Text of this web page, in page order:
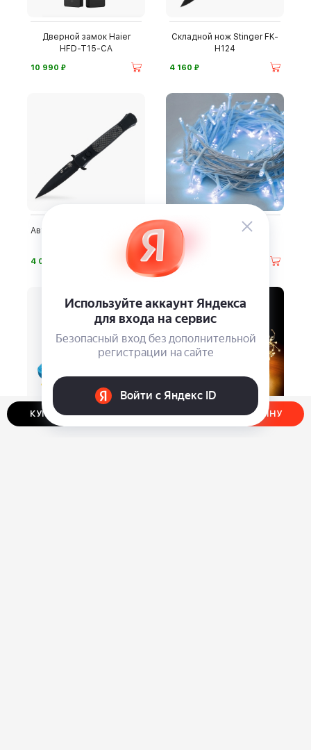
КУПИТЬ В ОДИН КЛИК ДОБАВИТЬ В КОРЗИНУ
Дверной замок Haier
HFD-T15-CA
10 990 ⃏
Складной нож Stinger FK-
H124
4 160 ⃏
Автоматический складной
нож Stinger FK-H126
4 080
LED-гирлянда
3 490
Набор инструментов
Гирлянда-водопад